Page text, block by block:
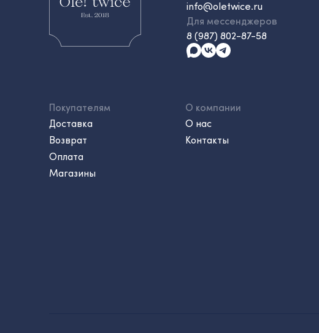
info@oletwice.ru
Для мессенджеров
8 (987) 802-87-58
Покупателям
Доставка
Возврат
Оплата
Магазины
О компании
О нас
Контакты